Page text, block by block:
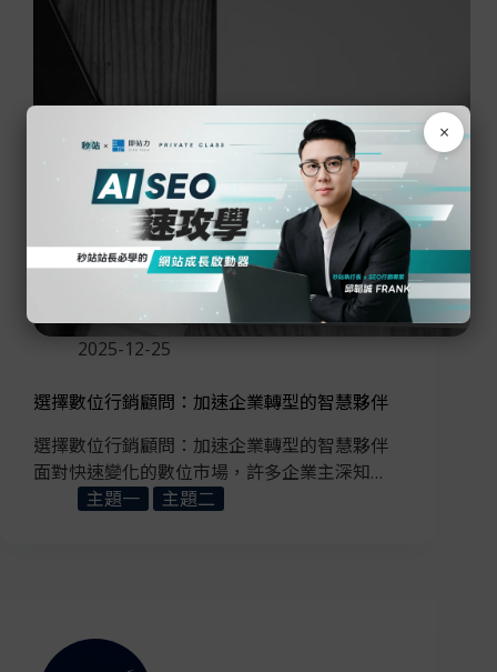
2025-12-25
選擇數位行銷顧問：加速企業轉型的智慧夥伴
選擇數位行銷顧問：加速企業轉型的智慧夥伴
面對快速變化的數位市場，許多企業主深知…
主題一
主題二
×